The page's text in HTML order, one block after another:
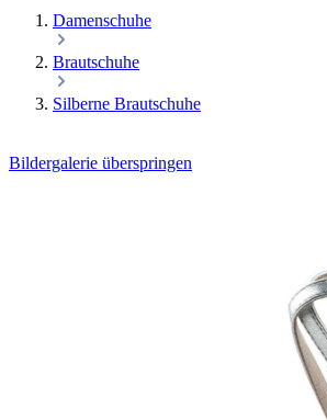
Damenschuhe
Brautschuhe
Silberne Brautschuhe
Bildergalerie überspringen